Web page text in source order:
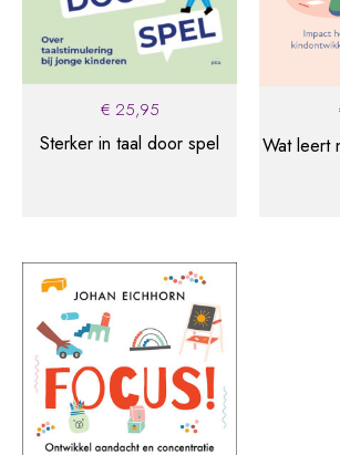
handelen bij de jongsten op de
maken. Dit werkt preventief en
grotere uitval. Al met al helpt dit boek
handelingsvaardiger om te gaan met
kinderen in het onderwijs.
Sandra
Co-teaching
€ 25,95
Sterker in taal door spel Wat leert